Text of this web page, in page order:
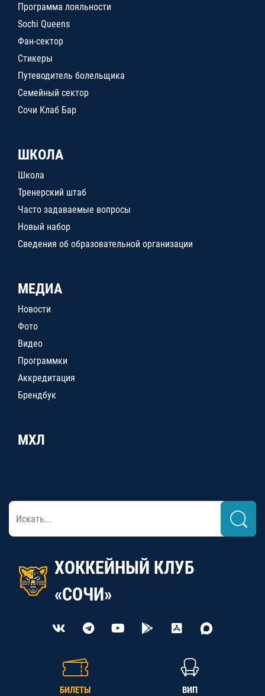
Программа лояльности
Sochi Queens
Фан-сектор
Стикеры
Путеводитель болельщика
Семейный сектор
Сочи Клаб Бар
ШКОЛА
Школа
Тренерский штаб
Часто задаваемые вопросы
Новый набор
Сведения об образовательной организации
МЕДИА
Новости
Фото
Видео
Программки
Аккредитация
Брендбук
МХЛ
ХОККЕЙНЫЙ КЛУБ
«СОЧИ»
БИЛЕТЫ ВИП